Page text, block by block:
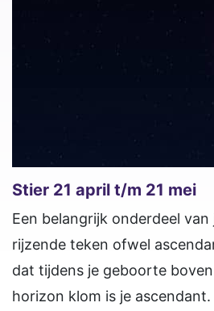
Stier 21 april t/m 21 mei
Een belangrijk onderdeel
rijzende teken ofwel
dat tijdens je geboorte
horizon klom is je